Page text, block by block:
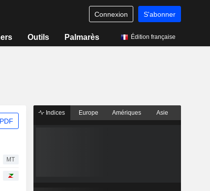
Connexion S'abonner
Outils Palmarès Édition française
MT
Indices Europe Amériques Asie